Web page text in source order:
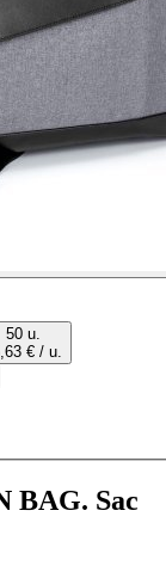
50 u.
€ / u.
BAG. Sac